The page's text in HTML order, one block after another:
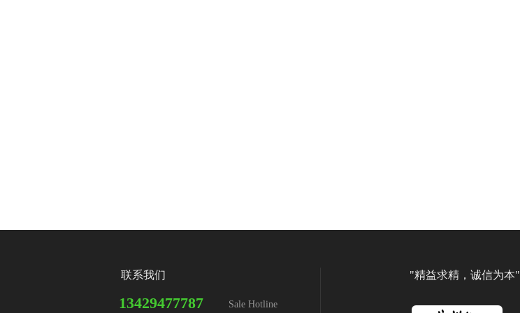
联系我们
13429477787 Sale Hotline
"精益求精，诚信为本"